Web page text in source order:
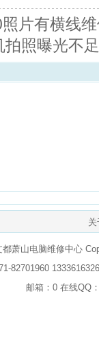
片有横线
照曝光不
都萧山电脑维修中心
82701960
邮箱：0 在线QQ